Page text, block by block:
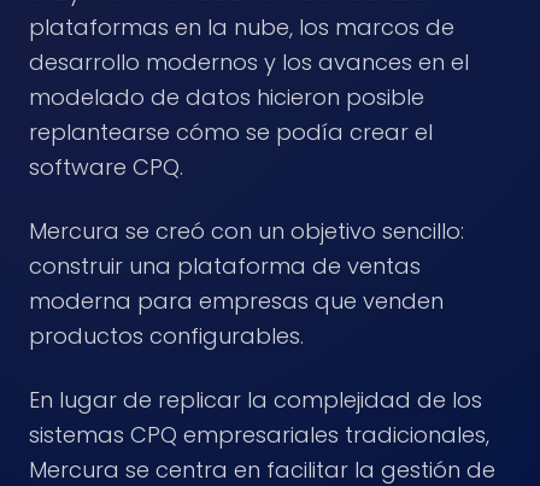
plataformas en la nube, los marcos de
desarrollo modernos y los avances en el
modelado de datos hicieron posible
replantearse cómo se podía crear el
software CPQ.
Mercura se creó con un objetivo sencillo:
construir una plataforma de ventas
moderna para empresas que venden
productos configurables.
En lugar de replicar la complejidad de los
sistemas CPQ empresariales tradicionales,
Mercura se centra en facilitar la gestión de